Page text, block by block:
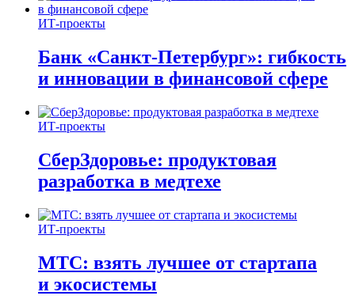
ИТ-проекты
Банк «Санкт-Петербург»: гибкость
и инновации в финансовой сфере
ИТ-проекты
СберЗдоровье: продуктовая
разработка в медтехе
ИТ-проекты
МТС: взять лучшее от стартапа
и экосистемы